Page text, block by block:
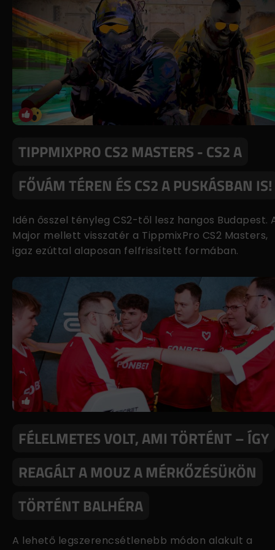
TIPPMIXPRO CS2 MASTERS - CS2 A
FŐVÁM TÉREN ÉS CS2 A PUSKÁSBAN IS!
Idén ősszel tényleg CS2-től lesz hangos Budapest.
Major mellett visszatér a TippmixPro CS2 Masters,
igaz ezúttal alaposan felfrissített formában.
FÉLELMETES VOLT, AMI TÖRTÉNT – ÍGY
REAGÁLT A MOUZ A MÉRKŐZÉSÜKÖN
TÖRTÉNT BALHÉRA
A lehető legszerencsétlenebb módon alakult a